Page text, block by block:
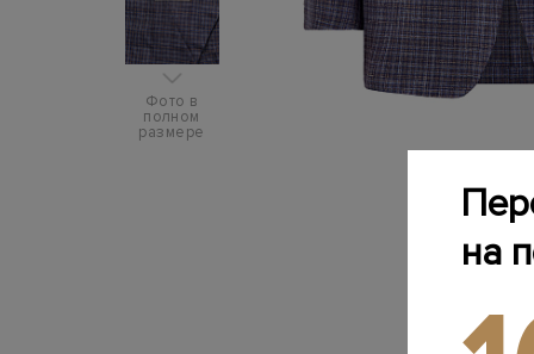
Фото в
полном
размере
на